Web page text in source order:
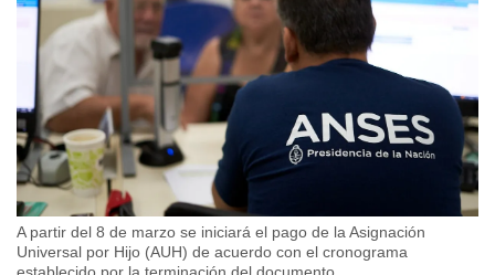
A partir del 8 de marzo se iniciará el pago de la Asignación
Universal por Hijo (AUH) de acuerdo con el cronograma
establecido por la terminación del documento.